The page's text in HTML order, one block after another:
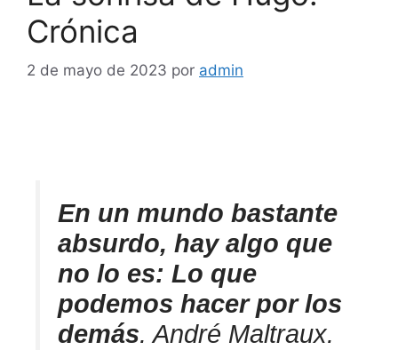
Crónica
2 de mayo de 2023 por admin
En un mundo bastante
absurdo, hay algo que
no lo es: Lo que
podemos hacer por los
demás. André Maltraux.